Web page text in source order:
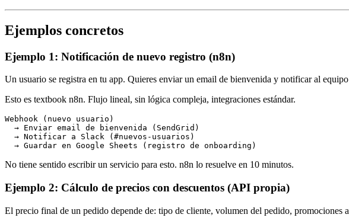
Ejemplos concretos
Ejemplo 1: Notificación de nuevo registro (n8n)
Un usuario se registra en tu app. Quieres enviar un email de bienvenida y notificar al
Esto es textbook n8n. Flujo lineal, sin lógica compleja, integraciones estándar.
Webhook (nuevo usuario)
  → Enviar email de bienvenida (SendGrid)
  → Notificar a Slack (#nuevos-usuarios)
  → Guardar en Google Sheets (registro de onboarding)
No tiene sentido escribir un servicio para esto. n8n lo resuelve en 10 minutos.
Ejemplo 2: Cálculo de precios con descuentos (API propia)
El precio final de un pedido depende de: tipo de cliente, volumen del pedido,